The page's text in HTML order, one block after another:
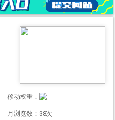
移动权重：
月浏览数：38次